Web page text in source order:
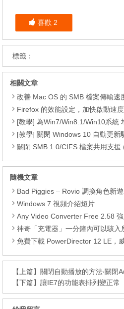
喜歡 2
標籤：
相關文章
改善 Mac OS 的 SMB 檔案傳輸速
Firefox 的效能設定，加快啟動速
[教學] 為Win7/Win8.1/Win10系統 增
[教學] 關閉 Windows 10 自動更新
關閉 SMB 1.0/CIFS 檔案共用支
隨機文章
Bad Piggies – Rovio 調換角色新
Windows 7 視頻介紹短片
Any Video Converter Free 2.58
神奇「充電器」一分鐘內可以駭入
免費下載 PowerDirector 12 LE，威
【上篇】 關閉自動播放的方法‧關閉
【下篇】讓IE7的功能表排列變正常